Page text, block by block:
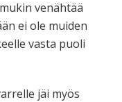
venähtää
ei ole muiden
vasta puoli
jäi myös